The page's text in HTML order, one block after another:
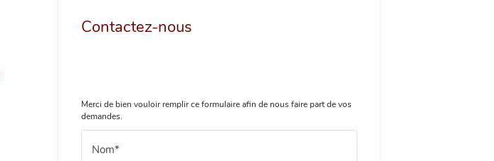
Contactez-nous
Merci de bien vouloir remplir ce formulaire afin de nous faire part de vos
demandes.